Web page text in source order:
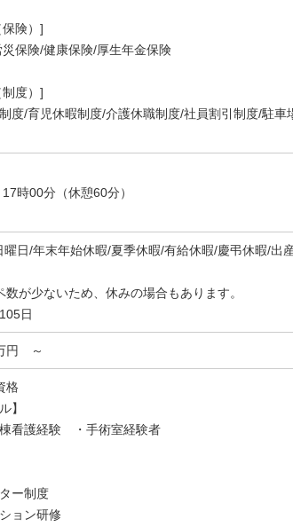
険）]
災保険/健康保険/厚生年金保険
度）]
度/育児休暇制度/介護休職制度/社員割引制度/駐車
時00分（休憩60分）
曜日/年末年始休暇/夏季休暇/有給休暇/慶弔休暇/出
数が少ないため、休みの場合もあります。
日
円 ～
格
】
棟看護経験 ・手術室経験者
ー制度
ョン研修